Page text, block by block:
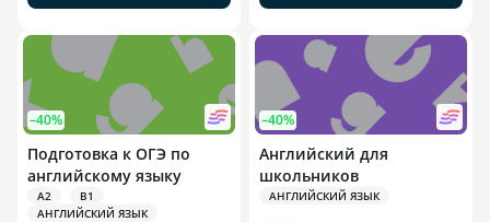
–40%
Подготовка к ОГЭ по
английскому языку
A2
B1
АНГЛИЙСКИЙ ЯЗЫК
–40%
Английский для
школьников
АНГЛИЙСКИЙ ЯЗЫК